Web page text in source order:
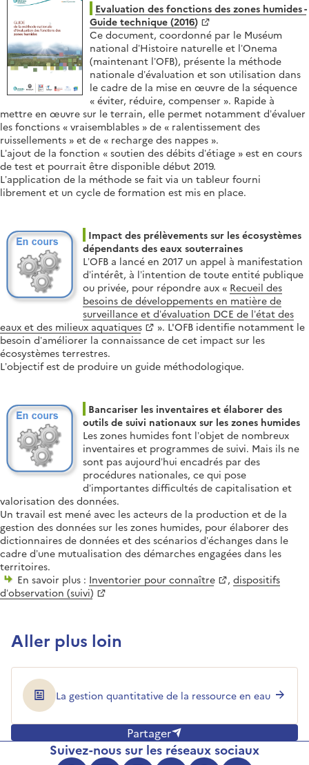
Evaluation des fonctions des zones humides -
Guide technique (2016)
Ce document, coordonné par le Muséum
national d’Histoire naturelle et l’Onema
(maintenant l’OFB), présente la méthode
nationale d’évaluation et son utilisation dans
le cadre de la mise en œuvre de la séquence
« éviter, réduire, compenser ». Rapide à
mettre en œuvre sur le terrain, elle permet notamment d’évaluer
les fonctions « vraisemblables » de « ralentissement des
ruissellements » et de « recharge des nappes ».
L’ajout de la fonction « soutien des débits d’étiage » est en cours
de test et pourrait être disponible début 2019.
L’application de la méthode se fait via un tableur fourni
librement et un cycle de formation est mis en place.
Impact des prélèvements sur les écosystèmes
dépendants des eaux souterraines
L’OFB a lancé en 2017 un appel à manifestation
d’intérêt, à l’intention de toute entité publique
ou privée, pour répondre aux « Recueil des
besoins de développements en matière de
surveillance et d’évaluation DCE de l’état des
eaux et des milieux aquatiques
». L'OFB identifie notamment le
besoin d’améliorer la connaissance de cet impact sur les
écosystèmes terrestres.
L’objectif est de produire un guide méthodologique.
Bancariser les inventaires et élaborer des
outils de suivi nationaux sur les zones humides
Les zones humides font l’objet de nombreux
inventaires et programmes de suivi. Mais ils ne
sont pas aujourd’hui encadrés par des
procédures nationales, ce qui pose
d’importantes difficultés de capitalisation et
valorisation des données.
Un travail est mené avec les acteurs de la production et de la
gestion des données sur les zones humides, pour élaborer des
dictionnaires de données et des scénarios d’échanges dans le
cadre d’une mutualisation des démarches engagées dans les
territoires.
En savoir plus : Inventorier pour connaître , dispositifs
d’observation (suivi)
Aller plus loin
La gestion quantitative de la ressource en eau
Partager
Suivez-nous sur les réseaux sociaux